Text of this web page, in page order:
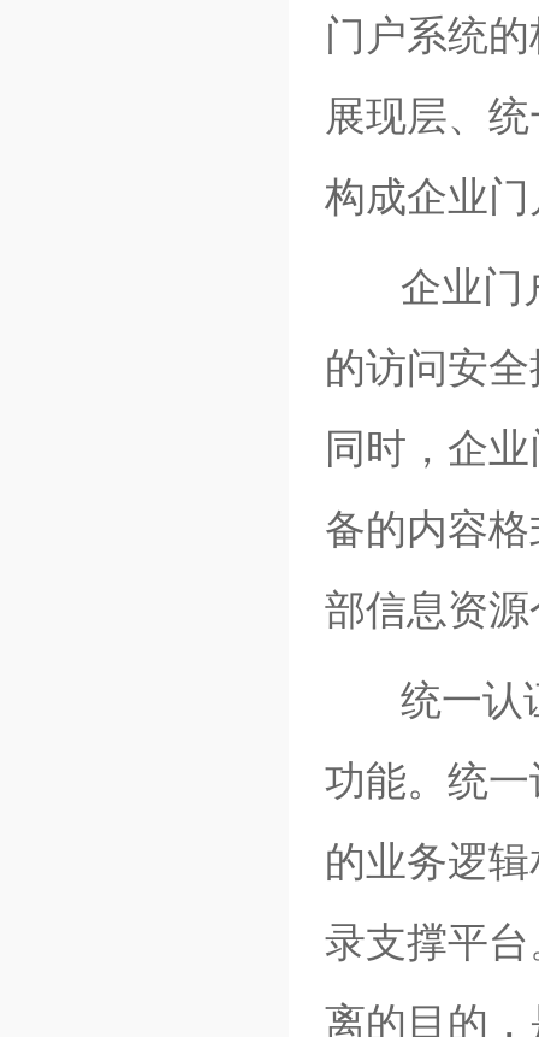
门户系统
展现层、
构成企业
企业门
的访问安
同时，企
备的内容
部信息资
统一认证
功能。统
的业务逻
录支撑平
离的目的